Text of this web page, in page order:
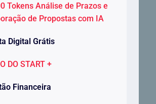
Tokens Análise de Prazos e
de Propostas com IA
Digital Grátis
DO START +
Financeira